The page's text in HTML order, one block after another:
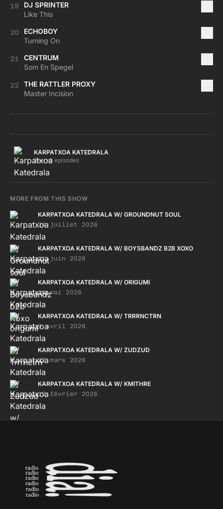
19
DJ SPRINTER
Like This
20
ECHOBOY
Turning On
21
CENTRUM
Som En Spegel
22
THE RATTLER PROXY
Master Incision
KARPATXOA KATEDRALA
See all episodes
MORE FROM THIS SHOW
KARPATXOA KATEDRALA W/ GROUNDNUT SOUL
24 juillet 2026
KARPATXOA KATEDRALA W/ BOYSBANDZ B2B XOXO
11 juin 2026
KARPATXOA KATEDRALA W/ ORIGUMI
14 mai 2026
KARPATXOA KATEDRALA W/ TRRRNCTRN
9 avril 2026
KARPATXOA KATEDRALA W/ ZUDZUD
12 mars 2026
KARPATXOA KATEDRALA W/ KMITHRE
12 février 2026